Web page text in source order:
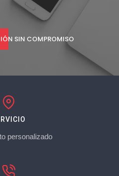
SIN COMPROMISO
personalizado